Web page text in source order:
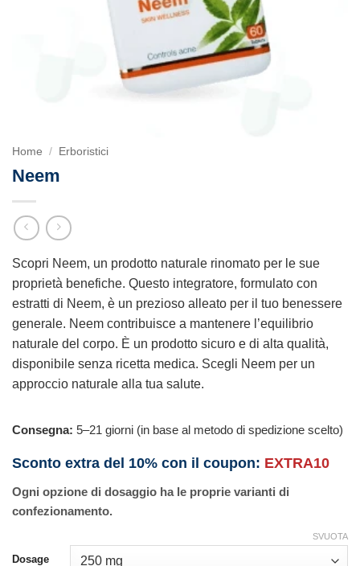
Home / Erboristici
Neem
Scopri Neem, un prodotto naturale rinomato per le sue
proprietà benefiche. Questo integratore, formulato con
estratti di Neem, è un prezioso alleato per il tuo benessere
generale. Neem contribuisce a mantenere l’equilibrio
naturale del corpo. È un prodotto sicuro e di alta qualità,
disponibile senza ricetta medica. Scegli Neem per un
approccio naturale alla tua salute.
Consegna: 5–21 giorni (in base al metodo di spedizione scelto)
Sconto extra del 10% con il coupon: EXTRA10
Ogni opzione di dosaggio ha le proprie varianti di
confezionamento.
Dosage
SVUOTA